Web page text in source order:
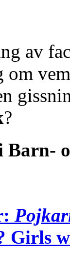
av
om
?
Barn-
Girls